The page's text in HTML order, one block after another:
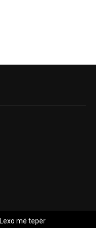
Lexo më tepër